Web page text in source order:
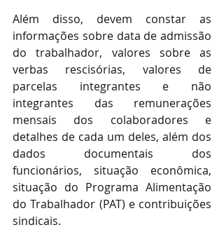
Além disso, devem constar as
informações sobre data de admissão
do trabalhador, valores sobre as
verbas rescisórias, valores de
parcelas integrantes e não
integrantes das remunerações
mensais dos colaboradores e
detalhes de cada um deles, além dos
dados documentais dos
funcionários, situação econômica,
situação do Programa Alimentação
do Trabalhador (PAT) e contribuições
sindicais.